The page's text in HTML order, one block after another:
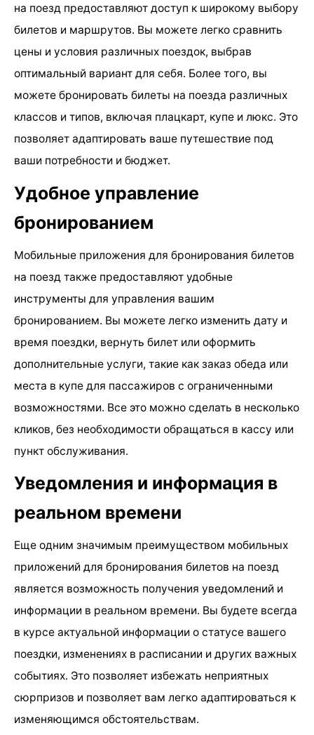
на поезд предоставляют доступ к широкому выбору
билетов и маршрутов. Вы можете легко сравнить
цены и условия различных поездок, выбрав
оптимальный вариант для себя. Более того, вы
можете бронировать билеты на поезда различных
классов и типов, включая плацкарт, купе и люкс. Это
позволяет адаптировать ваше путешествие под
ваши потребности и бюджет.
Удобное управление
бронированием
Мобильные приложения для бронирования билетов
на поезд также предоставляют удобные
инструменты для управления вашим
бронированием. Вы можете легко изменить дату и
время поездки, вернуть билет или оформить
дополнительные услуги, такие как заказ обеда или
места в купе для пассажиров с ограниченными
возможностями. Все это можно сделать в несколько
кликов, без необходимости обращаться в кассу или
пункт обслуживания.
Уведомления и информация в
реальном времени
Еще одним значимым преимуществом мобильных
приложений для бронирования билетов на поезд
является возможность получения уведомлений и
информации в реальном времени. Вы будете всегда
в курсе актуальной информации о статусе вашего
поездки, изменениях в расписании и других важных
событиях. Это позволяет избежать неприятных
сюрпризов и позволяет вам легко адаптироваться к
изменяющимся обстоятельствам.